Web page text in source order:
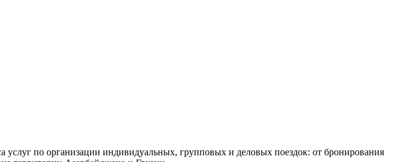
услуг по организации индивидуальных, групповых и деловых поездок: от бронирования